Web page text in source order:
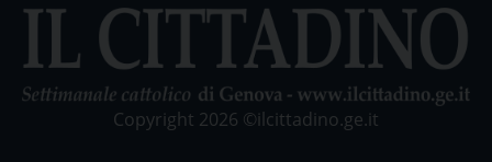
Copyright 2026 ©ilcittadino.ge.it